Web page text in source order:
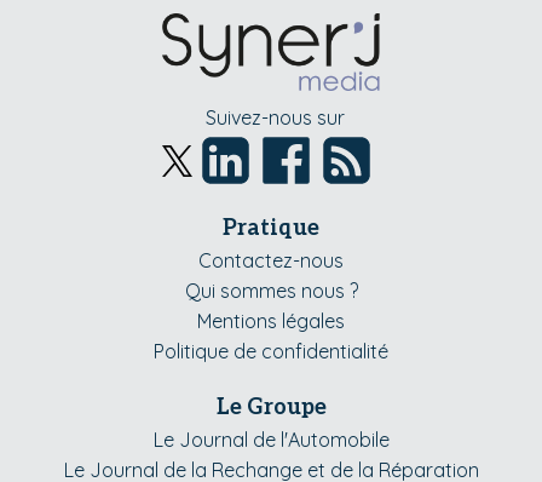
Suivez-nous sur
Pratique
Contactez-nous
Qui sommes nous ?
Mentions légales
Politique de confidentialité
Le Groupe
Le Journal de l'Automobile
Le Journal de la Rechange et de la Réparation